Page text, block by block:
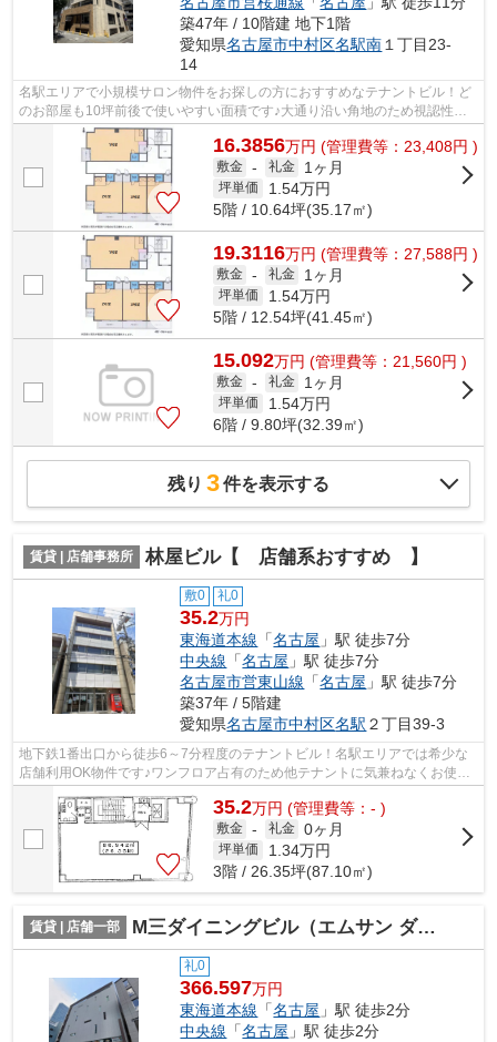
築47年 / 10階建 地下1階
愛知県名古屋市中村区名駅南 １丁目23-
14
名駅エリアで小規模サロン物件をお探しの方におすすめなテナントビル！ど
のお部屋も10坪前後で使いやすい面積です♪大通り沿い角地のため視認性も
◎再開発で今後更に注目が集まる笹島エ...
16.3856万円 (管理費等：23,408円 )
敷金 - 礼金 1ヶ月
坪単価 1.54万円
5階 / 10.64坪(35.17㎡)
19.3116万円 (管理費等：27,588円 )
敷金 - 礼金 1ヶ月
坪単価 1.54万円
5階 / 12.54坪(41.45㎡)
15.092万円 (管理費等：21,560円 )
敷金 - 礼金 1ヶ月
坪単価 1.54万円
6階 / 9.80坪(32.39㎡)
残り 3件を表示する
賃貸 | 店舗事務所 林屋ビル【 店舗系おすすめ 】
敷0 礼0
35.2万円
東海道本線 「名古屋 」駅 徒歩7分
中央線 「名古屋 」駅 徒歩7分
名古屋市営東山線 「名古屋 」駅 徒歩7分
築37年 / 5階建
愛知県名古屋市中村区名駅 ２丁目39-3
地下鉄1番出口から徒歩6～7分程度のテナントビル！名駅エリアでは希少な
店舗利用OK物件です♪ワンフロア占有のため他テナントに気兼ねなくお使い
頂けます。エステサロンおすすめ！
35.2万円 (管理費等：- )
敷金 - 礼金 0ヶ月
坪単価 1.34万円
3階 / 26.35坪(87.10㎡)
賃貸 | 店舗一部 M三ダイニングビル（エムサン ダイニングビル）【 飲食系おすすめ 】
礼0
366.597万円
東海道本線 「名古屋 」駅 徒歩2分
中央線 「名古屋 」駅 徒歩2分